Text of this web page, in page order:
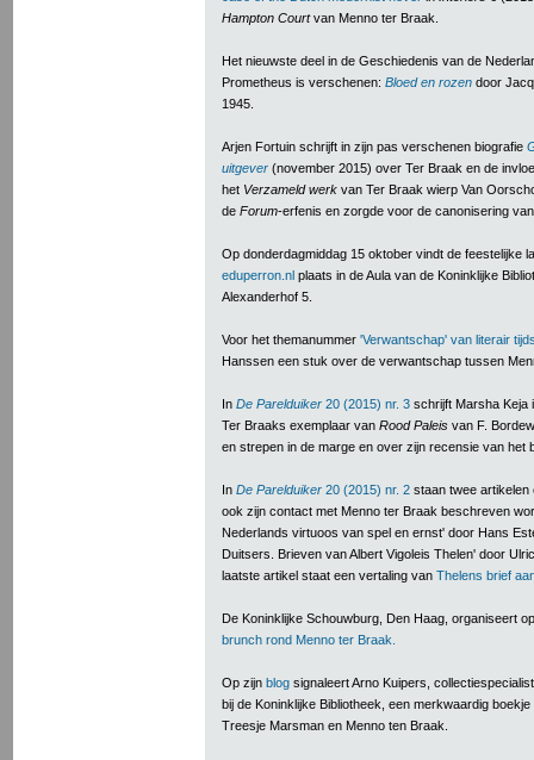
Hampton Courtvan Menno ter Braak.
Het nieuwste deel in de Geschiedenis van de
Prometheus is verschenen: Bloed en rozen door
1945.
Arjen Fortuin schrijft in zijn pas verschenen biografie
uitgever (november 2015) over Ter Braak en de
het Verzameld werk van Ter Braak wierp Van
de Forum-erfenis en zorgde voor de canonisering
Op donderdagmiddag 15 oktober vindt de feestelijke
eduperron.nl plaats in de Aula van de Koninklijke
Alexanderhof 5.
Voor het themanummer 'Verwantschap' van literair
Hanssen een stuk over de verwantschap tussen
In De Parelduiker 20 (2015) nr. 3 schrijft Marsha Keja
Ter Braaks exemplaar van Rood Paleis van F.
en strepen in de marge en over zijn recensie van het
In De Parelduiker 20 (2015) nr. 2 staan twee artikelen
ook zijn contact met Menno ter Braak beschreven
Nederlands virtuoos van spel en ernst' door Hans
Duitsers. Brieven van Albert Vigoleis Thelen' door
laatste artikel staat een vertaling van Thelens brief
De Koninklijke Schouwburg, Den Haag, organiseert
brunch rond Menno ter Braak.
Op zijn blog signaleert Arno Kuipers,
bij de Koninklijke Bibliotheek, een merkwaardig
Treesje Marsman en Menno ten Braak.